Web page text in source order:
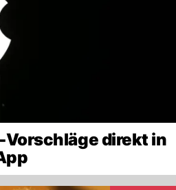
Vorschläge direkt in